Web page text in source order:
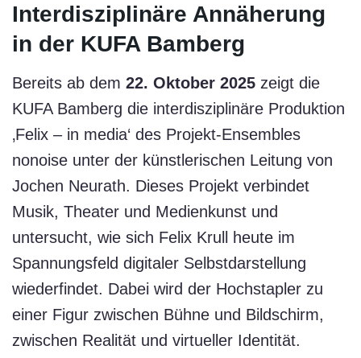
Interdisziplinäre Annäherung
in der KUFA Bamberg
Bereits ab dem 22. Oktober 2025 zeigt die
KUFA Bamberg die interdisziplinäre Produktion
‚Felix – in media‘ des Projekt-Ensembles
nonoise unter der künstlerischen Leitung von
Jochen Neurath. Dieses Projekt verbindet
Musik, Theater und Medienkunst und
untersucht, wie sich Felix Krull heute im
Spannungsfeld digitaler Selbstdarstellung
wiederfindet. Dabei wird der Hochstapler zu
einer Figur zwischen Bühne und Bildschirm,
zwischen Realität und virtueller Identität.